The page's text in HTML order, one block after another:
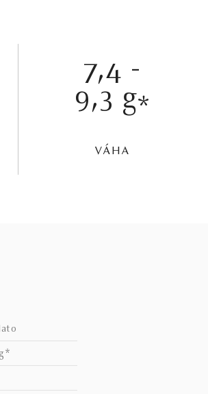
7,4 -
9,3 g*
VÁHA